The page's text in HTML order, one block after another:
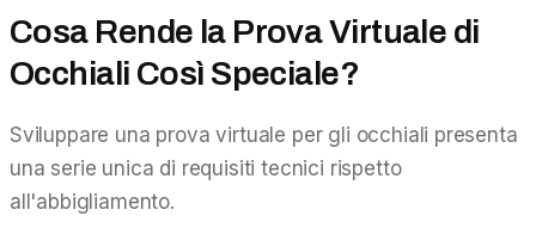
Cosa Rende la Prova Virtuale di
Occhiali Così Speciale?
Sviluppare una prova virtuale per gli occhiali presenta
una serie unica di requisiti tecnici rispetto
all'abbigliamento.